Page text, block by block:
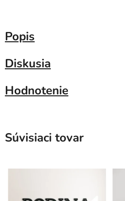
Popis
Diskusia
Hodnotenie
Súvisiaci tovar